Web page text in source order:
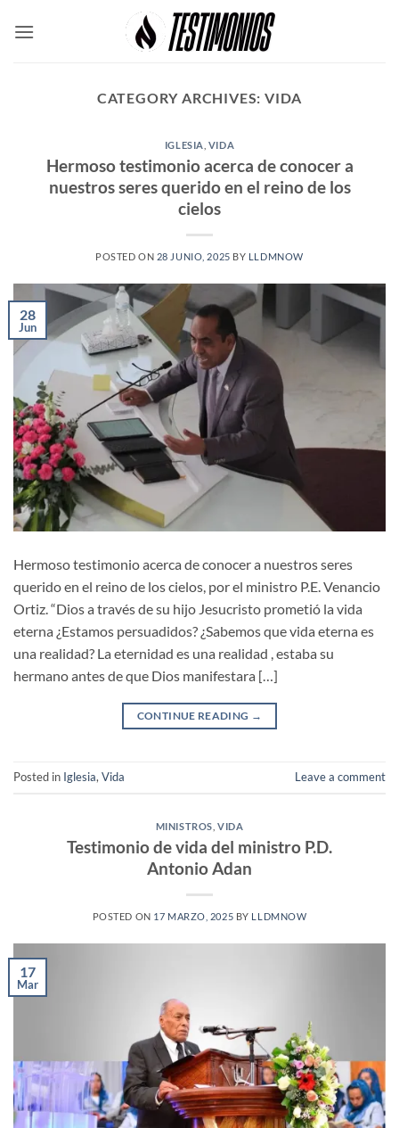
CATEGORY ARCHIVES: VIDA
IGLESIA VIDA
Hermoso testimonio acerca de conocer a
nuestros seres querido en el reino de los
cielos
POSTED ON 28 JUNIO, 2025 BY LLDMNOW
28
Jun
Hermoso testimonio acerca de conocer a nuestros seres
querido en el reino de los cielos, por el ministro P.E. Venancio
Ortiz. “Dios a través de su hijo Jesucristo prometió la vida
eterna ¿Estamos persuadidos? ¿Sabemos que vida eterna es
una realidad? La eternidad es una realidad , estaba su
hermano antes de que Dios manifestara […]
CONTINUE READING →
Posted in Iglesia,Vida Leave a comment
MINISTROS VIDA
Testimonio de vida del ministro P.D.
Antonio Adan
POSTED ON 17 MARZO, 2025 BY LLDMNOW
17
Mar